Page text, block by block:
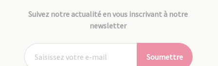
Suivez notre actualité en vous inscrivant à notre
newsletter
Soumettre